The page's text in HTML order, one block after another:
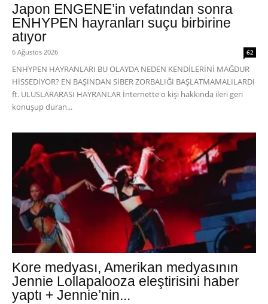
Japon ENGENE’in vefatından sonra
ENHYPEN hayranları suçu birbirine
atıyor
6 Ağustos 2026 62
ENHYPEN HAYRANLARI BU OLAYDA NEDEN KENDİLERİNİ MAĞDUR
HİSSEDİYOR? EN BAŞINDAN SİBER ZORBALIĞI BAŞLATMAMALILARDI
ft. ULUSLARARASI HAYRANLAR İnternette o kişi hakkında ileri geri
konuşup duran...
Kore medyası, Amerikan medyasının
Jennie Lollapalooza eleştirisini haber
yaptı + Jennie’nin...